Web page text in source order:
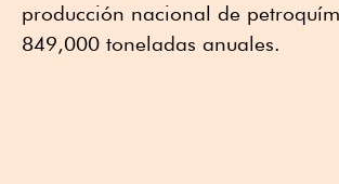
producción nacional de
849,000 toneladas anuales.